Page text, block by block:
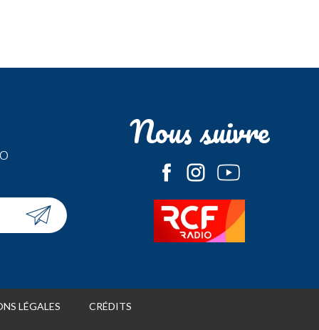
Nous suivre
LÉGALES
CRÉDITS